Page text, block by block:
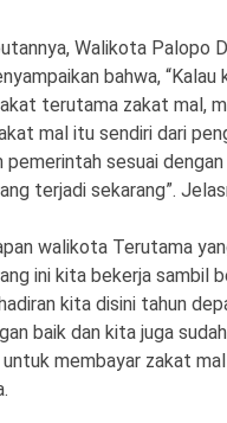
Walikota Palopo
bahwa,
terutama zakat mal,
mal itu sendiri dari
pemerintah sesuai
terjadi sekarang”.
walikota Terutama
ini kita bekerja sambil
kita disini tahun
baik dan kita juga
membayar zakat mal